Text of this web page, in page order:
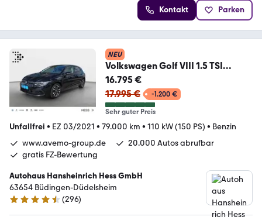
Kontakt Parken
NEU
Volkswagen Golf VIII 1.5 TSI
United*ACC*Navi*Kamera*APP-
Con
16.795 €
17.995 €
-1.200 €
Sehr guter Preis
Unfallfrei • EZ 03/2021 • 79.000 km • 110 kW (150 PS) • Benzin
www.avemo-group.de
20.000 Autos abrufbar
gratis FZ-Bewertung
Autohaus Hansheinrich Hess GmbH
63654 Büdingen-Düdelsheim
4.3 Sterne
(296)